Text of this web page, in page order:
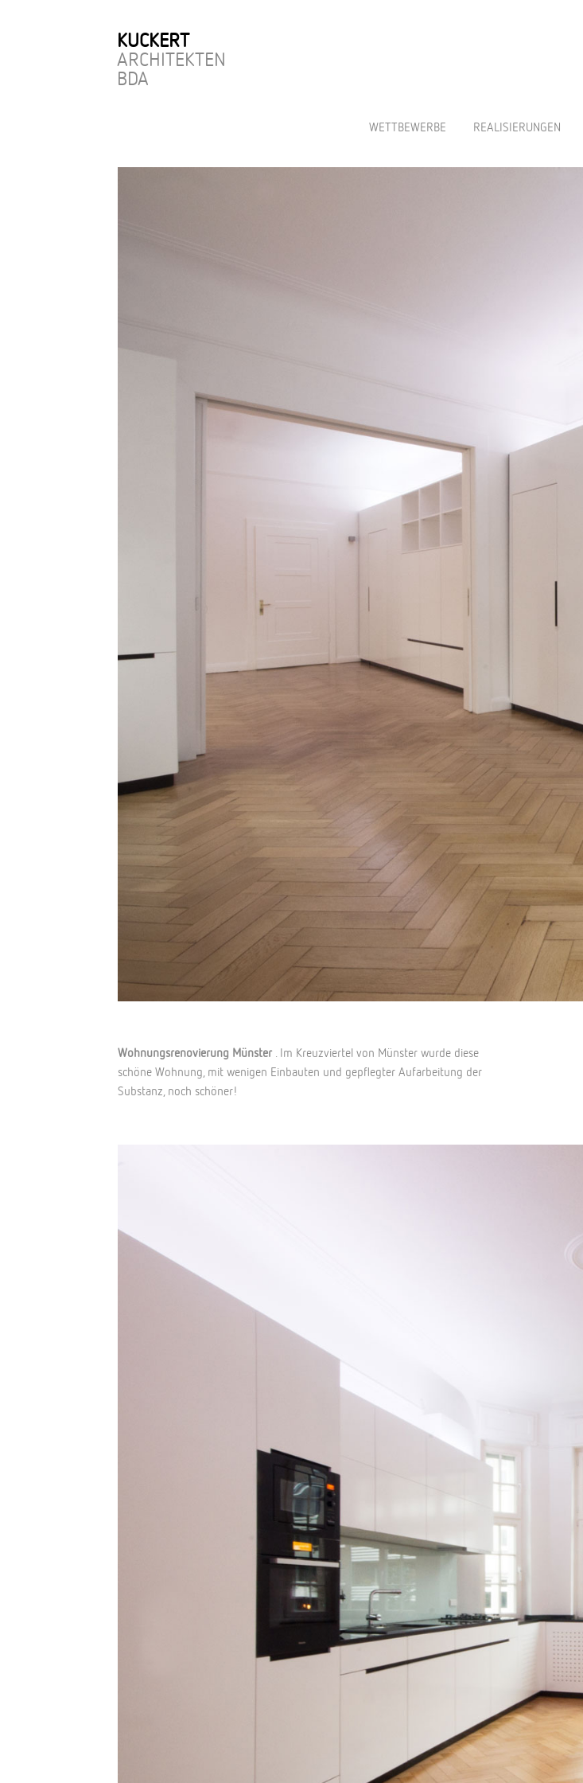
KUCKERT
ARCHITEKTEN
BDA
WETTBEWERBE REALISIERUNGEN
Wohnungsrenovierung Münster. Im Kreuzviertel von Münster wurde diese
schöne Wohnung, mit wenigen Einbauten und gepflegter Aufarbeitung der
Substanz, noch schöner!